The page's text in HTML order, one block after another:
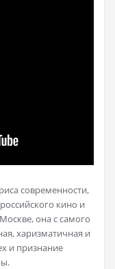
современности,
кино и
она с самого
харизматичная и
и признание